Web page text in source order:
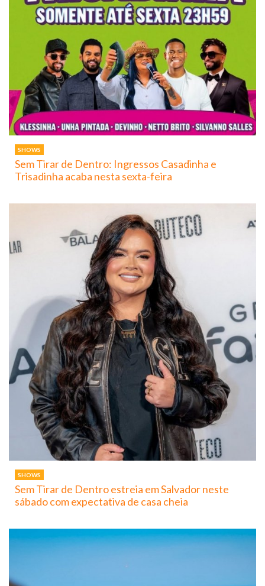
SHOWS
Sem Tirar de Dentro: Ingressos Casadinha e
Trisadinha acaba nesta sexta-feira
SHOWS
Sem Tirar de Dentro estreia em Salvador neste
sábado com expectativa de casa cheia